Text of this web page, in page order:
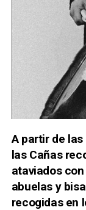
A partir de
las Cañas
ataviados
abuelas y
recogidas en